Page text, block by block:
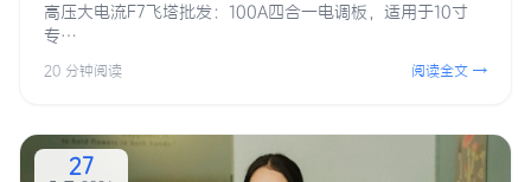
高压大电流F7飞塔批发：100A四合一电调板，适用于10寸
专…
20 分钟阅读 阅读全文 →
27